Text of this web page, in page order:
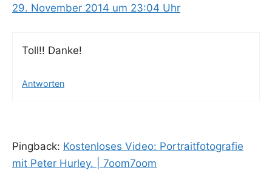
29. November 2014 um 23:04 Uhr
Toll!! Dan­ke!
Antworten
Pingback: Kostenloses Video: Portraitfotografie
mit Peter Hurley. | 7oom7oom